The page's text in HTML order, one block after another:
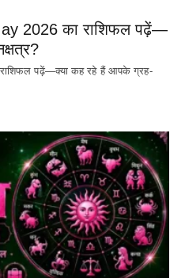
2026 का राशिफल पढ़ें—
पढ़ें—क्या कह रहे हैं आपके ग्रह-